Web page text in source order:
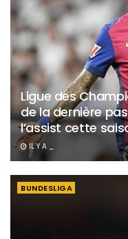
Ligue des
de la dernière
l’assist cette
IL Y A _
BUNDESLIGA